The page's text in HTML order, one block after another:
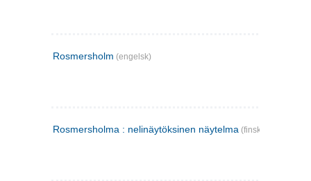
Rosmersholm (engelsk)
Rosmersholma : nelinäytöksinen näytelma (finsk)